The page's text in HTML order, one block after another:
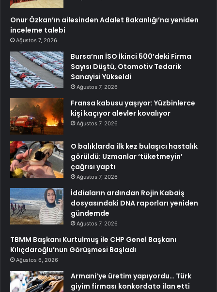
Onur Özkan’ın ailesinden Adalet Bakanlığı’na yeniden
inceleme talebi
Ağustos 7, 2026
Bursa’nın İSO İkinci 500’deki Firma
Sayısı Düştü, Otomotiv Tedarik
Sanayisi Yükseldi
Ağustos 7, 2026
Fransa kabusu yaşıyor: Yüzbinlerce
kişi kaçıyor alevler kovalıyor
Ağustos 7, 2026
O balıklarda ilk kez bulaşıcı hastalık
görüldü: Uzmanlar ‘tüketmeyin’
çağrısı yaptı
Ağustos 7, 2026
İddiaların ardından Rojin Kabaiş
dosyasındaki DNA raporları yeniden
gündemde
Ağustos 7, 2026
TBMM Başkanı Kurtulmuş ile CHP Genel Başkanı
Kılıçdaroğlu’nun Görüşmesi Başladı
Ağustos 6, 2026
Armani’ye üretim yapıyordu… Türk
giyim firması konkordato ilan etti